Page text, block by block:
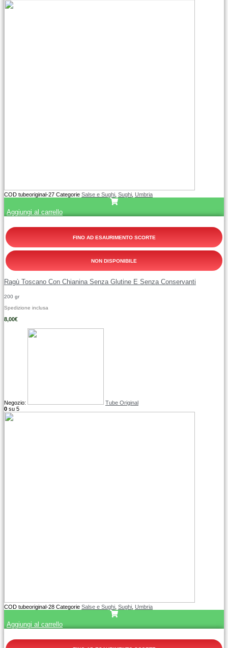
COD tubeoriginal-27 Categorie Salse e Sughi Sughi Umbria
Aggiungi al carrello
FINO AD ESAURIMENTO SCORTE
NON DISPONIBILE
Ragù Toscano Con Chianina Senza Glutine E Senza Conservanti
200 gr
Spedizione inclusa
8,00€
Negozio:
Tube Original
0 su 5
COD tubeoriginal-28 Categorie Salse e Sughi Sughi Umbria
Aggiungi al carrello